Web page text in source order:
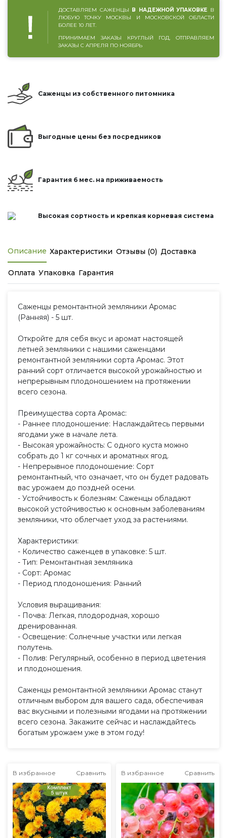
ДОСТАВЛЯЕМ САЖЕНЦЫ В НАДЕЖНОЙ УПАКОВКЕ В
ЛЮБУЮ ТОЧКУ МОСКВЫ И МОСКОВСКОЙ ОБЛАСТИ
БОЛЕЕ 10 ЛЕТ.
ПРИНИМАЕМ ЗАКАЗЫ КРУГЛЫЙ ГОД, ОТПРАВЛЯЕМ
ЗАКАЗЫ С АПРЕЛЯ ПО НОЯБРЬ
Саженцы из собственного питомника
Выгодные цены без посредников
Гарантия 6 мес. на приживаемость
Высокая сортность и крепкая корневая система
Описание Характеристики Отзывы (0) Доставка
Оплата Упаковка Гарантия
Саженцы ремонтантной земляники Аромас
(Ранняя) - 5 шт.
Откройте для себя вкус и аромат настоящей
летней земляники с нашими саженцами
ремонтантной земляники сорта Аромас. Этот
ранний сорт отличается высокой урожайностью и
непрерывным плодоношением на протяжении
всего сезона.
Преимущества сорта Аромас:
- Раннее плодоношение: Наслаждайтесь первыми
ягодами уже в начале лета.
- Высокая урожайность: С одного куста можно
собрать до 1 кг сочных и ароматных ягод.
- Непрерывное плодоношение: Сорт
ремонтантный, что означает, что он будет радовать
вас урожаем до поздней осени.
- Устойчивость к болезням: Саженцы обладают
высокой устойчивостью к основным заболеваниям
земляники, что облегчает уход за растениями.
Характеристики:
- Количество саженцев в упаковке: 5 шт.
- Тип: Ремонтантная земляника
- Сорт: Аромас
- Период плодоношения: Ранний
Условия выращивания:
- Почва: Легкая, плодородная, хорошо
дренированная.
- Освещение: Солнечные участки или легкая
полутень.
- Полив: Регулярный, особенно в период цветения
и плодоношения.
Саженцы ремонтантной земляники Аромас станут
отличным выбором для вашего сада, обеспечивая
вас вкусными и полезными ягодами на протяжении
всего сезона. Закажите сейчас и наслаждайтесь
богатым урожаем уже в этом году!
В избранное Сравнить В избранное Сравнить